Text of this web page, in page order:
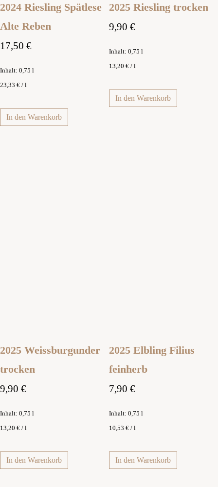
2024 Riesling Spätlese
Alte Reben
17,50 €
Inhalt: 0,75 l
23,33 € / l
In den Warenkorb
2025 Riesling trocken
9,90 €
Inhalt: 0,75 l
13,20 € / l
In den Warenkorb
2025 Weissburgunder
trocken
9,90 €
Inhalt: 0,75 l
13,20 € / l
In den Warenkorb
2025 Elbling Filius
feinherb
7,90 €
Inhalt: 0,75 l
10,53 € / l
In den Warenkorb